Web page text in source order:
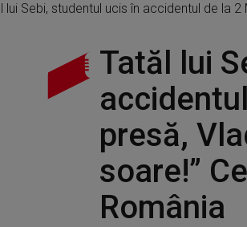
lui Sebi, studentul ucis în accidentul de la
Tatăl lui
presă,
soare!”
România